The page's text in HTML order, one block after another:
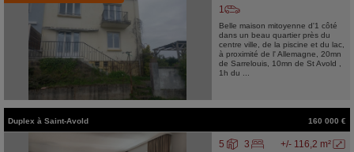
1
Belle maison mitoyenne d'1 côté
dans un beau quartier près du
centre ville, de la piscine et du lac,
à proximité de l' Allemagne, 20mn
de Sarrelouis, 10mn de St Avold ,
1h du ...
Duplex à Saint-Avold 160 000 €
+/- 116,2 m²
5
3